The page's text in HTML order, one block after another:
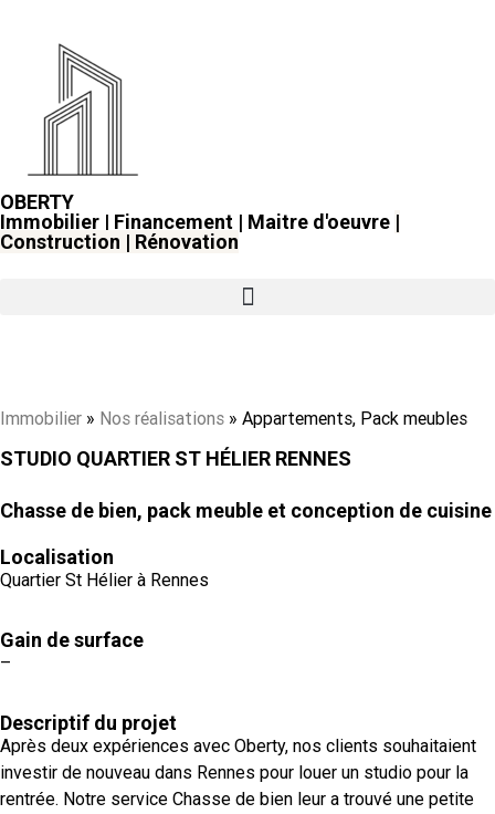
OBERTY
Immobilier | Financement | Maitre d'oeuvre |
Construction | Rénovation
Immobilier » Nos réalisations » Appartements, Pack meubles
STUDIO QUARTIER ST HÉLIER RENNES
Chasse de bien, pack meuble et conception de cuisine
Localisation
Quartier St Hélier à Rennes
Gain de surface
–
Descriptif du projet
Après deux expériences avec Oberty, nos clients souhaitaient
investir de nouveau dans Rennes pour louer un studio pour la
rentrée. Notre service Chasse de bien leur a trouvé une petite